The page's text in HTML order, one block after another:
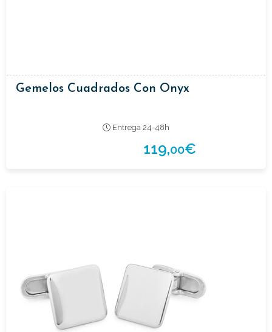
Gemelos Cuadrados Con Onyx
Entrega 24-48h
119,00€